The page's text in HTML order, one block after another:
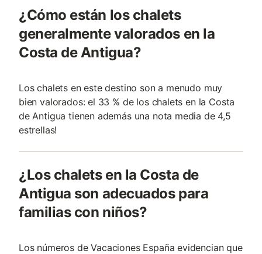
¿Cómo están los chalets
generalmente valorados en la
Costa de Antigua?
Los chalets en este destino son a menudo muy
bien valorados: el 33 % de los chalets en la Costa
de Antigua tienen además una nota media de 4,5
estrellas!
¿Los chalets en la Costa de
Antigua son adecuados para
familias con niños?
Los números de Vacaciones España evidencian que